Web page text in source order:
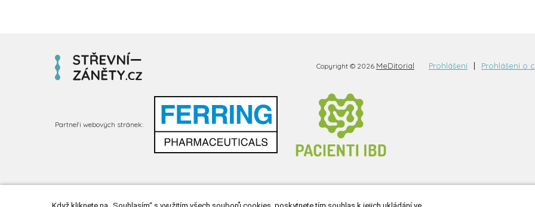
Copyright © 2026 MeDitorial Prohlášení Prohlášení o
Partneři webových stránek: